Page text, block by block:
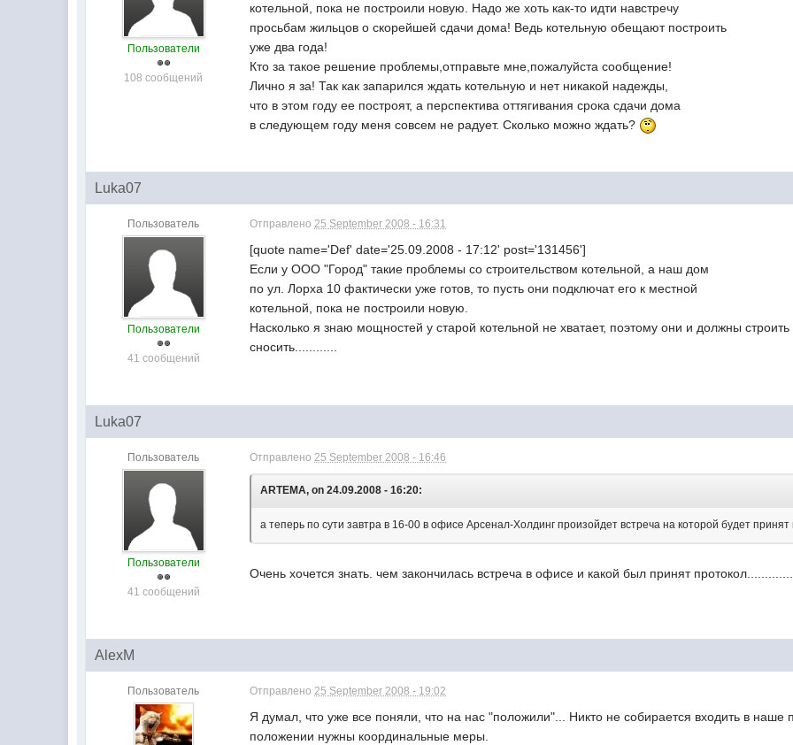
Пользователи
108 сообщений
котельной, пока не построили новую. Надо же хоть как-то идти навстречу
просьбам жильцов о скорейшей сдачи дома! Ведь котельную обещают построить
уже два года!
Кто за такое решение проблемы,отправьте мне,пожалуйста сообщение!
Лично я за! Так как запарился ждать котельную и нет никакой надежды,
что в этом году ее построят, а перспектива оттягивания срока сдачи дома
в следующем году меня совсем не радует. Сколько можно ждать?
Luka07
Пользователь
Пользователи
41 сообщений
Отправлено25 September 2008 - 16:31
[quote name='Def' date='25.09.2008 - 17:12' post='131456']
Если у ООО "Город" такие проблемы со строительством котельной, а наш дом
по ул. Лорха 10 фактически уже готов, то пусть они подключат его к местной
котельной, пока не построили новую.
Насколько я знаю мощностей у старой котельной не хватает, поэтому они и должны
сносить............
Luka07
Пользователь
Пользователи
41 сообщений
Отправлено25 September 2008 - 16:46
ARTEMA, on 24.09.2008 - 16:20:
а теперь по сути завтра в 16-00 в офисе Арсенал-Холдинг произойдет встреча на которой будет
Очень хочется знать. чем закончилась встреча в офисе и какой был принят
AlexM
Пользователь Отправлено25 September 2008 - 19:02
Я думал, что уже все поняли, что на нас "положили"... Никто не собирается входить в
положении нужны координальные меры.